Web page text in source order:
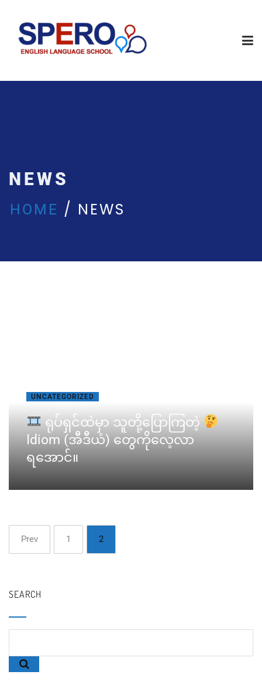
NEWS
HOME NEWS
UNCATEGORIZED
ရုပ်ရှင်ထဲမှာ သူတို့ပြောကြတဲ့
Idiom (အီဒီယံ) တွေကိုလေ့လာ
ရအောင်။
Prev 1 2
SEARCH